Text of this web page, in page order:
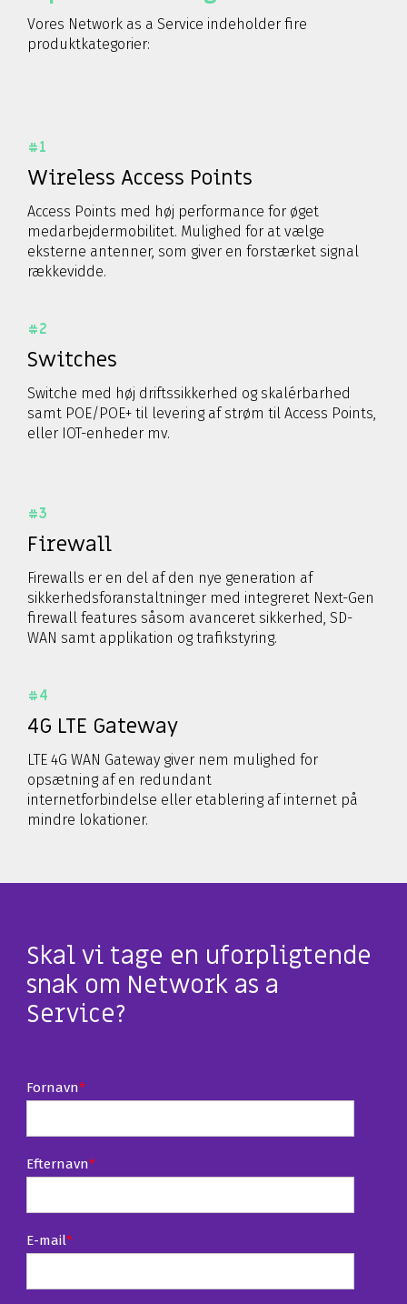
Vores Network as a Service indeholder fire
produktkategorier:
#1
Wireless Access Points
Access Points med høj performance for øget
medarbejdermobilitet. Mulighed for at vælge
eksterne antenner, som giver en forstærket signal
rækkevidde.
#2
Switches
Switche med høj driftssikkerhed og skalérbarhed
samt POE/POE+ til levering af strøm til Access Points,
eller IOT-enheder mv.
#3
Firewall
Firewalls er en del af den nye generation af
sikkerhedsforanstaltninger med integreret Next-Gen
firewall features såsom avanceret sikkerhed, SD-
WAN samt applikation og trafikstyring.
#4
4G LTE Gateway
LTE 4G WAN Gateway giver nem mulighed for
opsætning af en redundant
internetforbindelse eller etablering af internet på
mindre lokationer.
Skal vi tage en uforpligtende
snak om Network as a
Service?
Fornavn*
Efternavn*
E-mail*